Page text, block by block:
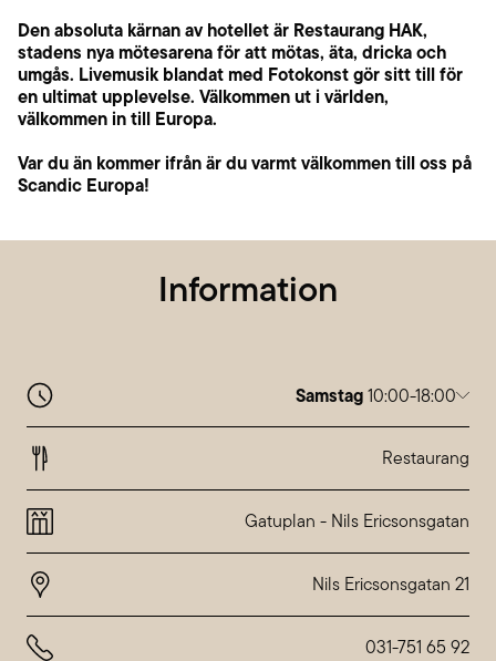
Den absoluta kärnan av hotellet är Restaurang HAK,
stadens nya mötesarena för att mötas, äta, dricka och
umgås. Livemusik blandat med Fotokonst gör sitt till för
en ultimat upplevelse. Välkommen ut i världen,
välkommen in till Europa.
Var du än kommer ifrån är du varmt välkommen till oss på
Scandic Europa!
Information
Samstag10:00-18:00
Montag
10:00-20:00
10:00-20:00
10:00-20:00
Abweichende Öffnungszeiten beiNordstan
Restaurang
Gatuplan - Nils Ericsonsgatan
031-751 65 92